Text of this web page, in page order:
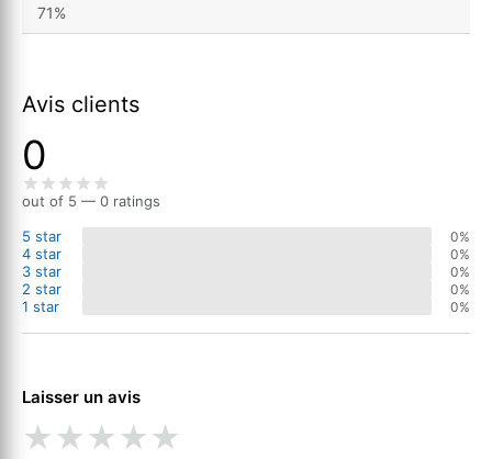
71%
Avis clients
0
out of 5 — 0 ratings
5 star
0%
4 star 0%
3 star 0%
2 star 0%
1 star 0%
Laisser un avis
★★★★★